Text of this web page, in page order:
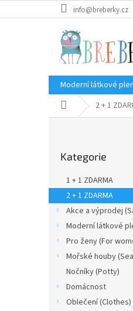
na
info@breberky.cz
Moderní látkové
Domů 2 + 1
a
n
kategorie
Kategorie
1 + 1 ZDARMA
2 + 1 ZDARMA
Akce a výprodej
Moderní látkové
Pro ženy (For
Mořské houby
Nočníky (Potty)
Domácnost
Oblečení (Clothes)